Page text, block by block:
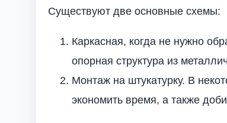
Существуют две основные схемы:
Каркасная, когда не нужно
опорная структура из
Монтаж на штукатурку. В
экономить время, а также